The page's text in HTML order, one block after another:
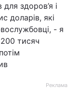
здоров’я і
доларів, які
- я
тисяч
Реклама